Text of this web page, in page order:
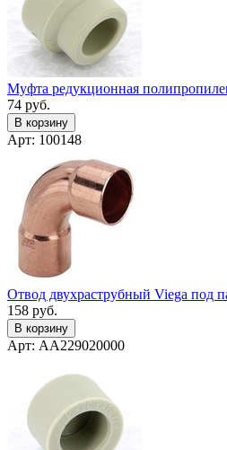
Муфта редукционная
74 руб.
В корзину
Арт: 100148
Отвод двухраструбный Viega под
158 руб.
В корзину
Арт: AA229020000